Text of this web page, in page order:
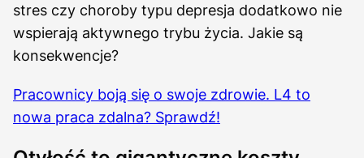
stres czy choroby typu depresja dodatkowo nie
wspierają aktywnego trybu życia. Jakie są
konsekwencje?
Pracownicy boją się o swoje zdrowie. L4 to
nowa praca zdalna? Sprawdź!